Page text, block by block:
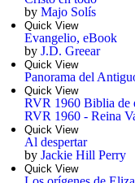
by Majo Solís
Quick View
Evangelio, eBook
by J.D. Greear
Quick View
Panorama del
Quick View
RVR 1960 Biblia de
RVR 1960 - Reina
Quick View
Al despertar
by Jackie Hill Perry
Quick View